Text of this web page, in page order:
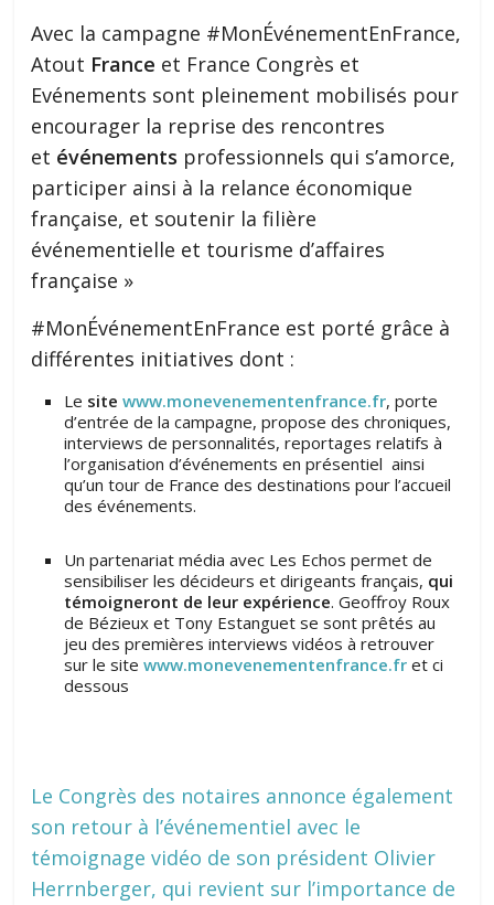
Avec la campagne #MonÉvénementEnFrance,
Atout France et France Congrès et
Evénements sont pleinement mobilisés pour
encourager la reprise des rencontres
et événements professionnels qui s’amorce,
participer ainsi à la relance économique
française, et soutenir la filière
événementielle et tourisme d’affaires
française »
#MonÉvénementEnFrance est porté grâce à
différentes initiatives dont :
Le sitewww.monevenementenfrance.fr, porte
d’entrée de la campagne, propose des chroniques,
interviews de personnalités, reportages relatifs à
l’organisation d’événements en présentiel ainsi
qu’un tour de France des destinations pour l’accueil
des événements.
Un partenariat média avec Les Echos permet de
sensibiliser les décideurs et dirigeants français, qui
témoigneront de leur expérience. Geoffroy Roux
de Bézieux et Tony Estanguet se sont prêtés au
jeu des premières interviews vidéos à retrouver
sur le sitewww.monevenementenfrance.fr et ci
dessous
Le Congrès des notaires annonce également
son retour à l’événementiel avec le
témoignage vidéo de son président Olivier
Herrnberger, qui revient sur l’importance de